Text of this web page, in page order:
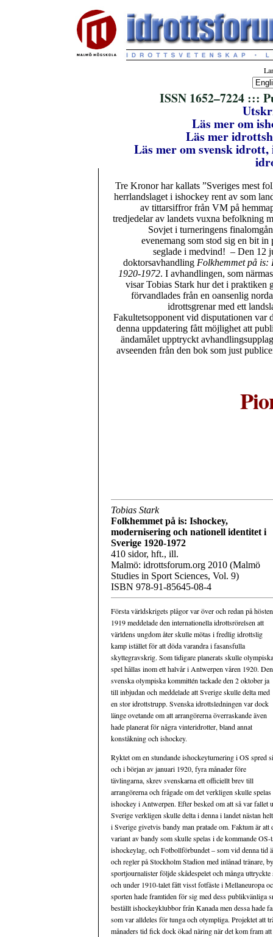
ISSN 1652–7224 :::
Läs mer om
Läs mer
Läs mer om svensk
Tre Kronor har kallats ”Sveriges mest
herrlandslaget i ishockey rent av som
av tittarsiffror från VM på
tredjedelar av landets vuxna befolkning
Sovjet i turneringens
evenemang som stod sig en bit in
seglade i medvind! – Den 12
doktorsavhandling Folkhemmet på is:
1920-1972. I avhandlingen, som
visar Tobias Stark hur det i
förvandlades från en oansenlig
idrottsgrenar med ett
Fakultetsopponent vid disputationen
denna uppdatering fått möjlighet att
ändamålet upptryckt
avseenden från den bok som just
Tobias Stark
Folkhemmet på is: Ishockey,
modernisering och nationell identitet i
Sverige 1920-1972
410 sidor, hft., ill.
Malmö: idrottsforum.org 2010 (Malmö
Studies in Sport Sciences, Vol. 9)
ISBN 978-91-85645-08-4
Första världskrigets plågor var över och redan på hösten
1919 meddelade den internationella idrottsrörelsen att
världens ungdom åter skulle mötas i fredlig idrottslig
kamp istället för att döda varandra i fasansfulla
skyttegravskrig. Som tidigare planerats skulle olympiska
spel hållas inom ett halvår i Antwerpen våren 1920. Den
svenska olympiska kommittén tackade den 2 oktober ja
till inbjudan och meddelade att Sverige skulle delta med
en stor idrottstrupp. Svenska idrottsledningen var dock
länge ovetande om att arrangörerna överraskande även
hade planerat för några vinteridrotter, bland annat
konståkning och ishockey.
Ryktet om en stundande ishockeyturnering i OS spred
och i början av januari 1920, fyra månader före
tävlingarna, skrev svenskarna ett officiellt brev till
arrangörerna och frågade om det verkligen skulle spelas
ishockey i Antwerpen. Efter besked om att så var fallet
Sverige verkligen skulle delta i denna i landet nästan
i Sverige givetvis bandy man pratade om. Faktum är
variant av bandy som skulle spelas i de kommande
ishockeylag, och Fotbollförbundet – som vid denna tid
och regler på Stockholm Stadion med inlånad tränare,
sportjournalister följde skådespelet och många
och under 1910-talet fått visst fotfäste i Mellaneuropa
sporten hade framtiden för sig med dess publikvänliga
beställt ishockeyklubbor från Kanada men dessa hade
som var alldeles för tunga och otympliga. Projektet att
månaders tid fick dock ökad näring när det kom fram